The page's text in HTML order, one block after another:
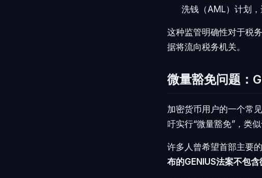
洗钱（AML）计划
这种监管明确性对于税
据将流向税务机关。
微量豁免问题：
加密货币用户的一个常
吁实行“微量豁免”，类
许多人曾希望首部主要
布的GENIUS法案不包含